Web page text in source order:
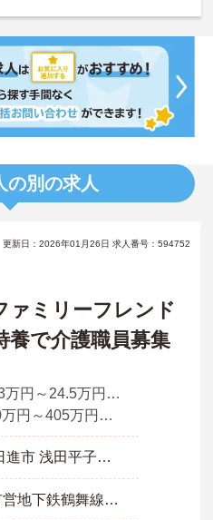
の別の求人
更新日：2026年01月26日 求人番号：594752
ァミリーフレンド
養で介護職員募集
月収 20.3万円～24.5万円程度(諸手当込み)
年収 340万円～405万円程度 諸手当込
愛知県 日進市 浅田平子二丁目20番地
名古屋市営地下鉄鶴舞線「赤池(愛知)駅」バス・車8分